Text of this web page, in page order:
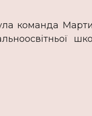
команда